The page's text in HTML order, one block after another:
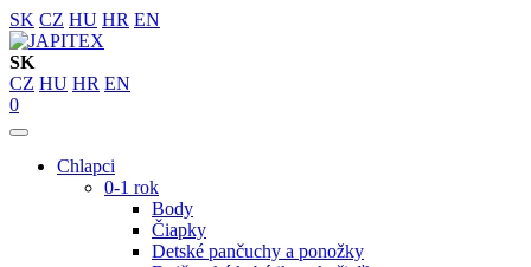
SK CZ HU HR EN
SK
CZ HU HR EN
0
Chlapci
0-1 rok
Body
Čiapky
Detské pančuchy a ponožky